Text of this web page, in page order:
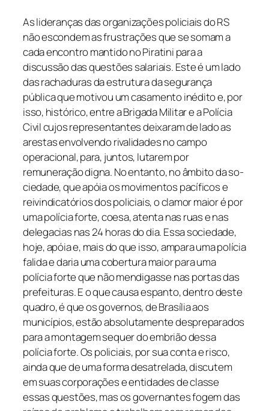
As lideranças das organizações policiais do RS
não escondem as frustrações que se somam a
cada encontro mantido no Piratini para a
discussão das questões salariais. Este é um lado
das rachaduras da estrutura da segurança
pública que motivou um casamento inédito e, por
isso, histórico, entre a Brigada Militar e a Polícia
Civil cujos representantes deixaram de lado as
arestas envolvendo rivalidades no campo
operacional, para, juntos, lutarem por
remuneração digna. No entanto, no âmbito da so-
ciedade, que apóia os movimentos pacíficos e
reivindicatórios dos policiais, o clamor maior é por
uma polícia forte, coesa, atenta nas ruas e nas
delegacias nas 24 horas do dia. Essa sociedade,
hoje, apóia e, mais do que isso, ampara uma polícia
falida e daria uma cobertura maior para uma
polícia forte que não mendigasse nas portas das
prefeituras. E o que causa espanto, dentro deste
quadro, é que os governos, de Brasília aos
municípios, estão absolutamente despreparados
para a montagem sequer do embrião dessa
polícia forte. Os policiais, por sua conta e risco,
ainda que de uma forma desatrelada, discutem
em suas corporações e entidades de classe
essas questões, mas os governantes fogem das